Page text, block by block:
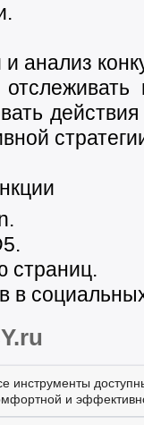
анализ
страниц.
в
инструменты
и